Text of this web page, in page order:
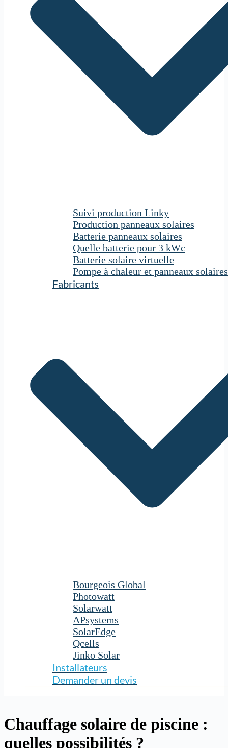
Suivi production Linky
Production panneaux solaires
Batterie panneaux solaires
Quelle batterie pour 3 kWc
Batterie solaire virtuelle
Pompe à chaleur et panneaux solaires
Fabricants
Bourgeois Global
Photowatt
Solarwatt
APsystems
SolarEdge
Qcells
Jinko Solar
Installateurs
Demander un devis
Chauffage solaire de piscine :
quelles possibilités ?